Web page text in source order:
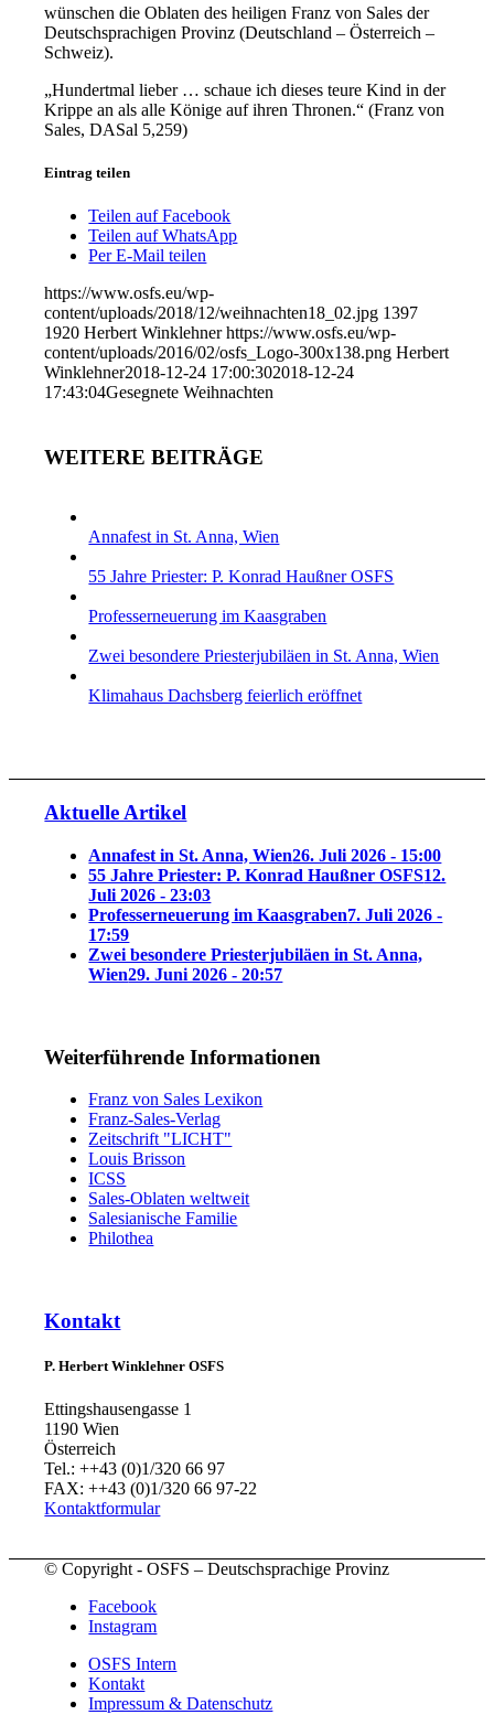
wünschen die Oblaten des heiligen Franz von Sales der
Deutschsprachigen Provinz (Deutschland – Österreich –
Schweiz).
„Hundertmal lieber … schaue ich dieses teure Kind in der
Krippe an als alle Könige auf ihren Thronen.“ (Franz von
Sales, DASal 5,259)
Eintrag teilen
Teilen auf Facebook
Teilen auf WhatsApp
Per E-Mail teilen
https://www.osfs.eu/wp-
content/uploads/2018/12/weihnachten18_02.jpg 1397
1920 Herbert Winklehner https://www.osfs.eu/wp-
content/uploads/2016/02/osfs_Logo-300x138.png Herbert
Winklehner2018-12-24 17:00:302018-12-24
17:43:04Gesegnete Weihnachten
WEITERE BEITRÄGE
Annafest in St. Anna, Wien
55 Jahre Priester: P. Konrad Haußner OSFS
Professerneuerung im Kaasgraben
Zwei besondere Priesterjubiläen in St. Anna, Wien
Klimahaus Dachsberg feierlich eröffnet
Aktuelle Artikel
Annafest in St. Anna, Wien26. Juli 2026 - 15:00
55 Jahre Priester: P. Konrad Haußner OSFS12.
Juli 2026 - 23:03
Professerneuerung im Kaasgraben7. Juli 2026 -
17:59
Zwei besondere Priesterjubiläen in St. Anna,
Wien29. Juni 2026 - 20:57
Weiterführende Informationen
Franz von Sales Lexikon
Franz-Sales-Verlag
Zeitschrift "LICHT"
Louis Brisson
ICSS
Sales-Oblaten weltweit
Salesianische Familie
Philothea
Kontakt
P. Herbert Winklehner OSFS
Ettingshausengasse 1
1190 Wien
Österreich
Tel.: ++43 (0)1/320 66 97
FAX: ++43 (0)1/320 66 97-22
Kontaktformular
© Copyright - OSFS – Deutschsprachige Provinz
Facebook
Instagram
OSFS Intern
Kontakt
Impressum & Datenschutz